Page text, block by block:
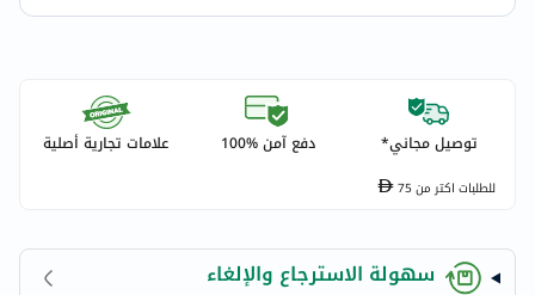
توصيل مجاني* دفع آمن %100 علامات تجارية أصلية
للطلبات اكتر من75
سهولة الاسترجاع والإلغاء